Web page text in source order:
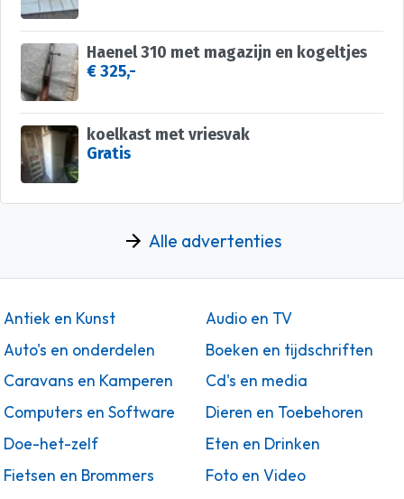
Haenel 310 met magazijn en kogeltjes
€ 325,-
koelkast met vriesvak
Gratis
Alle advertenties
Antiek en Kunst
Audio en TV
Auto's en onderdelen
Boeken en tijdschriften
Caravans en Kamperen
Cd's en media
Computers en Software
Dieren en Toebehoren
Doe-het-zelf
Eten en Drinken
Fietsen en Brommers
Foto en Video